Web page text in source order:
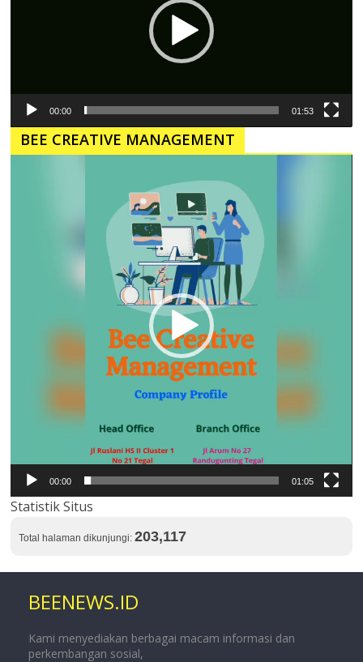
00:00 01:53
BEE CREATIVE MANAGEMENT
00:00 01:05
Statistik Situs
Total halaman dikunjungi:203,117
BEENEWS.ID
Kami menyediakan berbagai macam informasi dan
perkembangan sosial,